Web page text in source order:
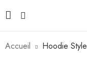
Accueil Hoodie